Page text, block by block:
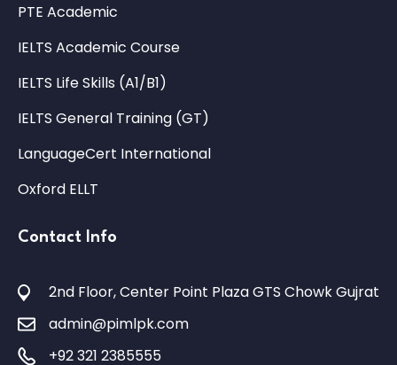
PTE Academic
IELTS Academic Course
IELTS Life Skills (A1/B1)
IELTS General Training (GT)
LanguageCert International
Oxford ELLT
Contact Info
2nd Floor, Center Point Plaza GTS Chowk Gujrat
admin@pimlpk.com
+92 321 2385555